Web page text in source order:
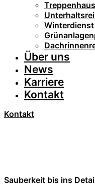
Winterdienst
Über uns
News
Karriere
Kontakt
Kontakt
Sauberkeit bis ins